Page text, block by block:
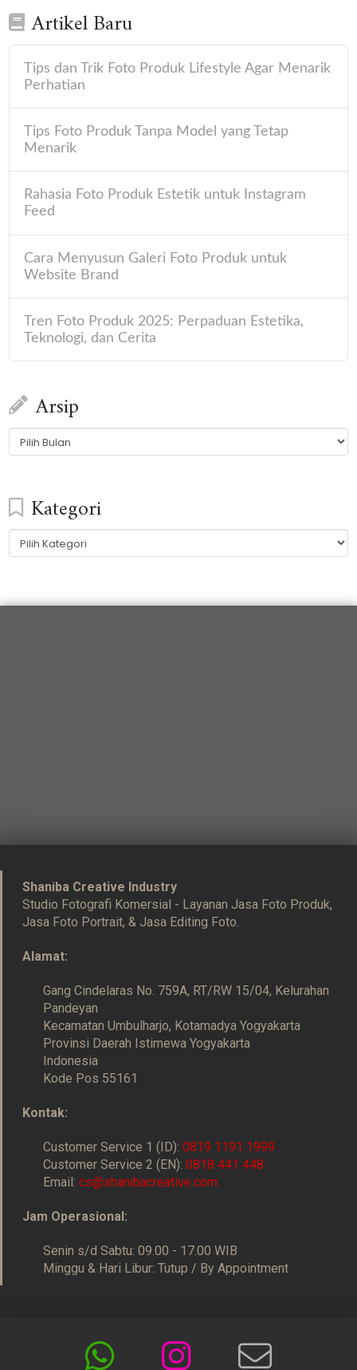
Artikel Baru
Tips dan Trik Foto Produk Lifestyle Agar Menarik
Perhatian
Tips Foto Produk Tanpa Model yang Tetap
Menarik
Rahasia Foto Produk Estetik untuk Instagram
Feed
Cara Menyusun Galeri Foto Produk untuk
Website Brand
Tren Foto Produk 2025: Perpaduan Estetika,
Teknologi, dan Cerita
Arsip
Arsip
Kategori
Kategori
Shaniba Creative Industry
Studio Fotografi Komersial - Layanan Jasa Foto Produk,
Jasa Foto Portrait, & Jasa Editing Foto.
Alamat:
Gang Cindelaras No. 759A, RT/RW 15/04, Kelurahan
Pandeyan
Kecamatan Umbulharjo, Kotamadya Yogyakarta
Provinsi Daerah Istimewa Yogyakarta
Indonesia
Kode Pos 55161
Kontak:
Customer Service 1 (ID):0819 1191 1999
Customer Service 2 (EN):0818 441 448
Email:cs@shanibacreative.com
Jam Operasional:
Senin s/d Sabtu: 09.00 - 17.00 WIB
Minggu & Hari Libur: Tutup / By Appointment